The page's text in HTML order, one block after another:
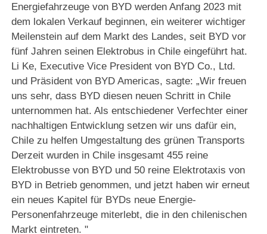
Energiefahrzeuge von BYD werden Anfang 2023 mit
dem lokalen Verkauf beginnen, ein weiterer wichtiger
Meilenstein auf dem Markt des Landes, seit BYD vor
fünf Jahren seinen Elektrobus in Chile eingeführt hat.
Li Ke, Executive Vice President von BYD Co., Ltd.
und Präsident von BYD Americas, sagte: „Wir freuen
uns sehr, dass BYD diesen neuen Schritt in Chile
unternommen hat. Als entschiedener Verfechter einer
nachhaltigen Entwicklung setzen wir uns dafür ein,
Chile zu helfen Umgestaltung des grünen Transports
Derzeit wurden in Chile insgesamt 455 reine
Elektrobusse von BYD und 50 reine Elektrotaxis von
BYD in Betrieb genommen, und jetzt haben wir erneut
ein neues Kapitel für BYDs neue Energie-
Personenfahrzeuge miterlebt, die in den chilenischen
Markt eintreten. "